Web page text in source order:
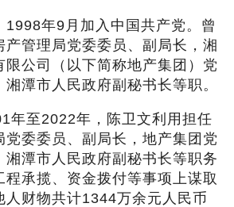
年9月加入中国共产党。曾
产管理局党委委员、副局长，湘
限公司（以下简称地产集团）党
潭市人民政府副秘书长等职。
至2022年，陈卫文利用担任
党委委员、副局长，地产集团党
湘潭市人民政府副秘书长等职务
程承揽、资金拨付等事项上谋取
人财物共计1344万余元人民币